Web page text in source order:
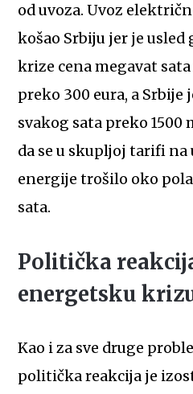
od uvoza. Uvoz
košao Srbiju jer je
krize cena megavat
preko 300 eura, a Srbije
svakog sata preko 1500
da se u skupljoj tarifi
energije trošilo oko
sata.
Politička
energetsku
Kao i za sve druge
politička reakcija je